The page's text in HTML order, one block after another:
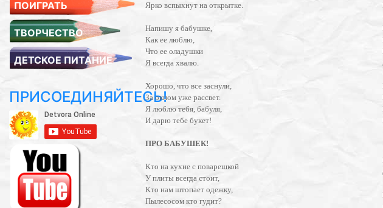
ПОИГРАТЬ
ТВОРЧЕСТВО
ДЕТСКОЕ ПИТАНИЕ
ПРИСОЕДИНЯЙТЕСЬ!
Ярко вспыхнут на открытке.
Напишу я бабушке,
Как ее люблю,
Что ее оладушки
Я всегда хвалю.
Хорошо, что все заснули,
За окном уже рассвет.
Я люблю тебя, бабуля,
И дарю тебе букет!
ПРО БАБУШЕК!
Кто на кухне с поварешкой
У плиты всегда стоит,
Кто нам штопает одежку,
Пылесосом кто гудит?